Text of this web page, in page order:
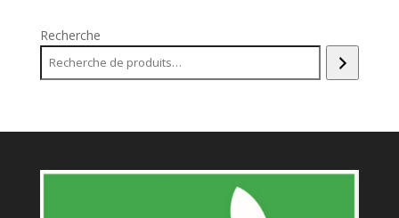
Recherche